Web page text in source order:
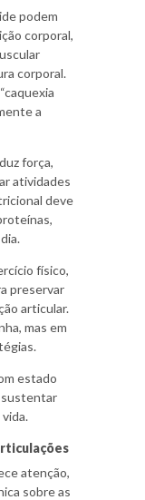
podem
corporal,
corporal.
a
força,
atividades
deve
físico,
preservar
articular.
mas em
estado
sustentar
atenção,
sobre as